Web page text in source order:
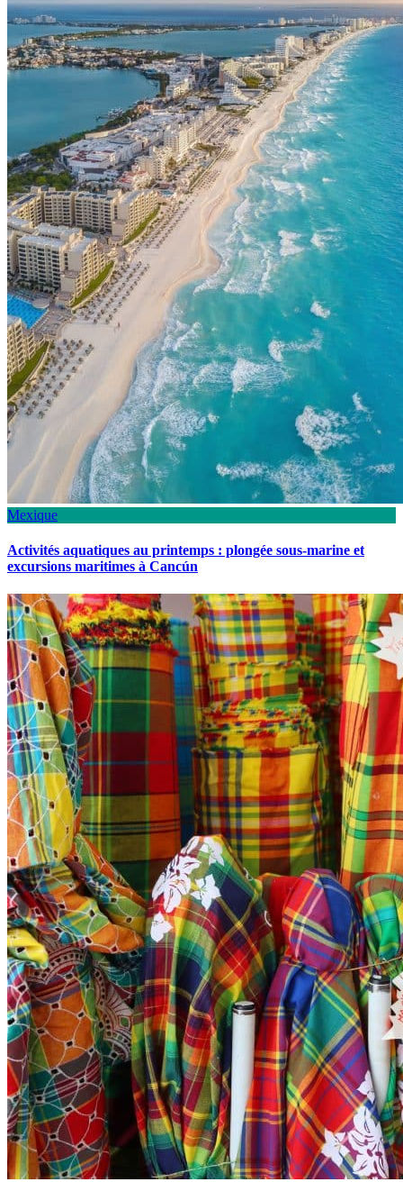
Mexique
Activités aquatiques au printemps : plongée sous-marine et
excursions maritimes à Cancún